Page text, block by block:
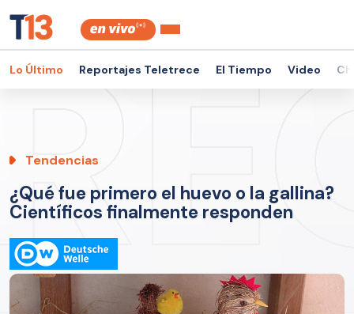
Lo Último Reportajes Teletrece El Tiempo Video
Tendencias
¿Qué fue primero el huevo o la gallina?
Científicos finalmente responden